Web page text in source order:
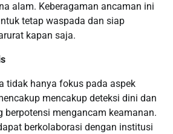
alam. Keberagaman ancaman ini
tetap waspada dan siap
kapan saja.
tidak hanya fokus pada aspek
mencakup deteksi dini dan
berpotensi mengancam keamanan.
berkolaborasi dengan institusi